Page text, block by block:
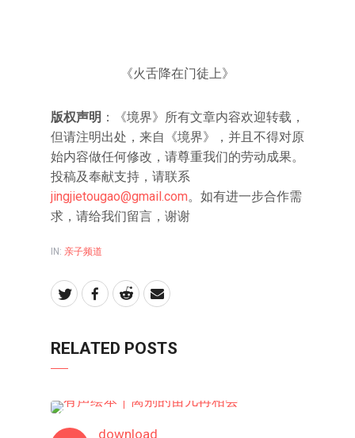
《火舌降在门徒上》
版权声明 ：《境界》所有文章内容欢迎转载，
但请注明出处，来自《境界》，并且不得对原
始内容做任何修改，请尊重我们的劳动成果。
投稿及奉献支持，请联系
jingjietougao@gmail.com。如有进一步合作需
求，请给我们留言，谢谢
IN: 亲子频道
RELATED POSTS
download